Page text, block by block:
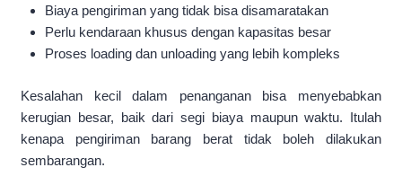
Biaya pengiriman yang tidak bisa disamaratakan
Perlu kendaraan khusus dengan kapasitas besar
Proses loading dan unloading yang lebih kompleks
Kesalahan kecil dalam penanganan bisa menyebabkan
kerugian besar, baik dari segi biaya maupun waktu. Itulah
kenapa pengiriman barang berat tidak boleh dilakukan
sembarangan.